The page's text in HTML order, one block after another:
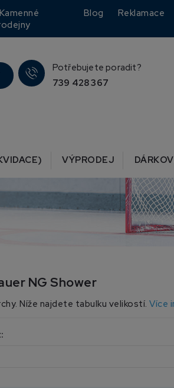
Kamenné
Blog Reklamace
Potřebujete poradit?
739 428 367
VÝPRODEJ
NG Shower
Níže najdete tabulku velikostí. Více